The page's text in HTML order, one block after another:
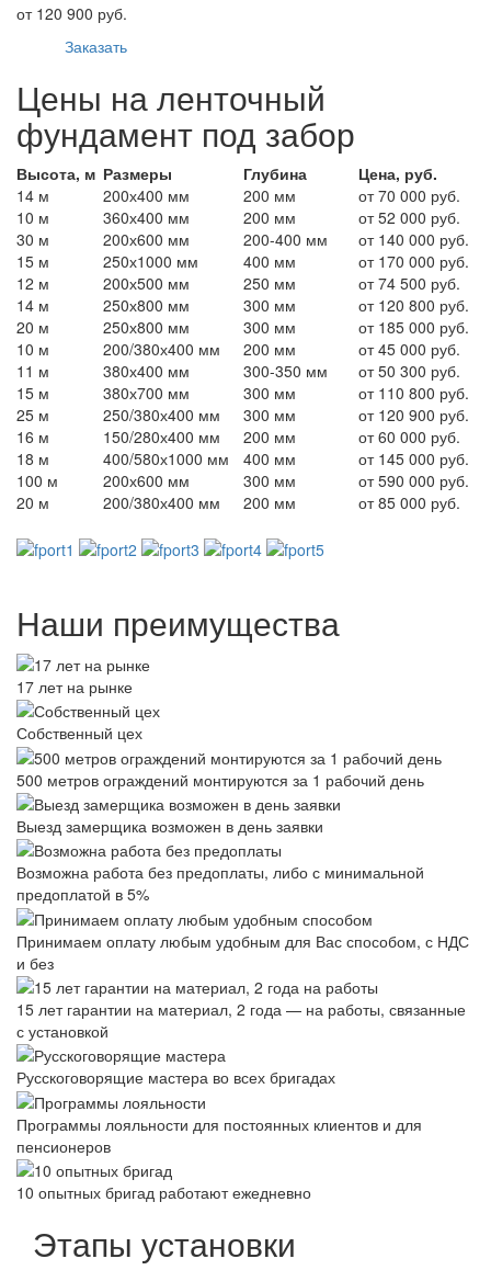
от 120 900 руб.
Заказать
Цены на ленточный
фундамент под забор
Высота, м Размеры Глубина
Цена, руб.
14 м
200х400 мм 200 мм
от 70 000 руб.
10 м
360х400 мм 200 мм
от 52 000 руб.
30 м
200х600 мм 200-400 мм
от 140 000 руб.
15 м
250х1000 мм 400 мм
от 170 000 руб.
12 м
200х500 мм 250 мм
от 74 500 руб.
14 м
250х800 мм 300 мм
от 120 800 руб.
20 м
250х800 мм 300 мм
от 185 000 руб.
10 м
200/380х400 мм 200 мм
от 45 000 руб.
11 м
380х400 мм 300-350 мм
от 50 300 руб.
15 м
380х700 мм 300 мм
от 110 800 руб.
25 м
250/380х400 мм 300 мм
от 120 900 руб.
16 м
150/280х400 мм 200 мм
от 60 000 руб.
18 м
400/580х1000 мм 400 мм
от 145 000 руб.
100 м
200х600 мм 300 мм
от 590 000 руб.
20 м
200/380х400 мм 200 мм от 85 000 руб.
Наши преимущества
17 лет на рынке
Собственный цех
500 метров ограждений монтируются за 1 рабочий день
Выезд замерщика возможен в день заявки
Возможна работа без предоплаты, либо с минимальной
предоплатой в 5%
Принимаем оплату любым удобным для Вас способом, с НДС
и без
15 лет гарантии на материал, 2 года — на работы, связанные
с установкой
Русскоговорящие мастера во всех бригадах
Программы лояльности для постоянных клиентов и для
пенсионеров
10 опытных бригад работают ежедневно
Этапы установки